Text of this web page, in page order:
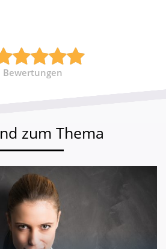
Bewertungen
zum Thema